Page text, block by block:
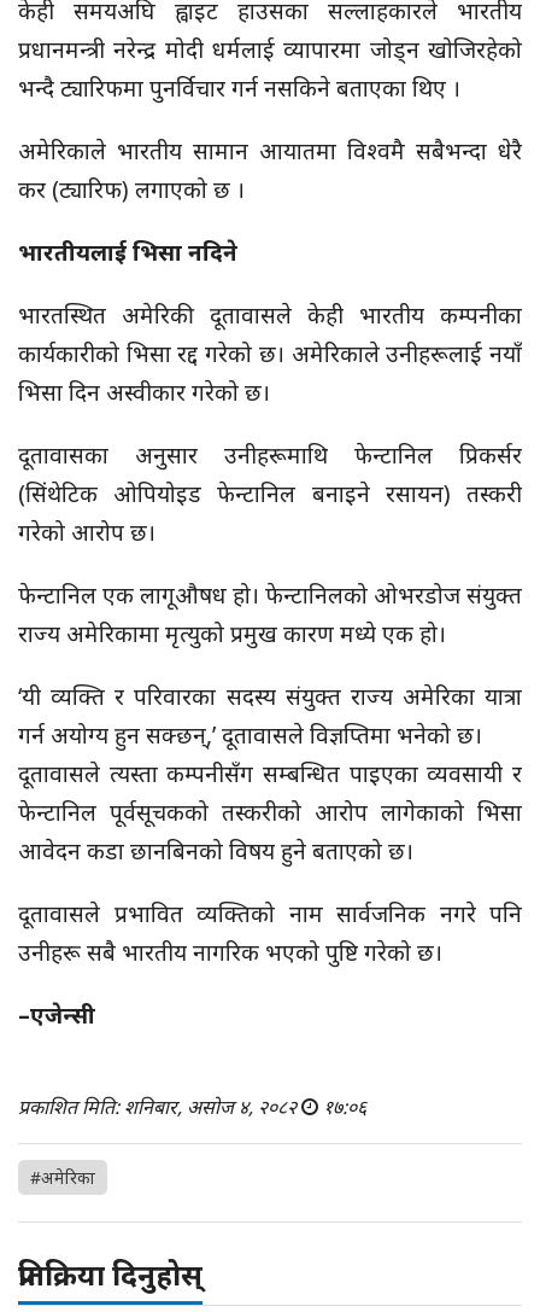
केही समयअघि ह्वाइट हाउसका सल्लाहकारले भारतीय
प्रधानमन्त्री नरेन्द्र मोदी धर्मलाई व्यापारमा जोड्न खोजिरहेको
भन्दै ट्यारिफमा पुनर्विचार गर्न नसकिने बताएका थिए ।
अमेरिकाले भारतीय सामान आयातमा विश्वमै सबैभन्दा धेरै
कर (ट्यारिफ) लगाएको छ ।
भारतीयलाई भिसा नदिने
भारतस्थित अमेरिकी दूतावासले केही भारतीय कम्पनीका
कार्यकारीको भिसा रद्द गरेको छ। अमेरिकाले उनीहरूलाई नयाँ
भिसा दिन अस्वीकार गरेको छ।
दूतावासका अनुसार उनीहरूमाथि फेन्टानिल प्रिकर्सर
(सिंथेटिक ओपियोइड फेन्टानिल बनाइने रसायन) तस्करी
गरेको आरोप छ।
फेन्टानिल एक लागूऔषध हो। फेन्टानिलको ओभरडोज संयुक्त
राज्य अमेरिकामा मृत्युको प्रमुख कारण मध्ये एक हो।
ʻयी व्यक्ति र परिवारका सदस्य संयुक्त राज्य अमेरिका यात्रा
गर्न अयोग्य हुन सक्छन्,ʼ दूतावासले विज्ञप्तिमा भनेको छ।
दूतावासले त्यस्ता कम्पनीसँग सम्बन्धित पाइएका व्यवसायी र
फेन्टानिल पूर्वसूचकको तस्करीको आरोप लागेकाको भिसा
आवेदन कडा छानबिनको विषय हुने बताएको छ।
दूतावासले प्रभावित व्यक्तिको नाम सार्वजनिक नगरे पनि
उनीहरू सबै भारतीय नागरिक भएको पुष्टि गरेको छ।
–एजेन्सी
प्रकाशित मिति: शनिबार, असोज ४, २०८२ १७:०६
#अमेरिका
प्रतिक्रिया दिनुहोस्